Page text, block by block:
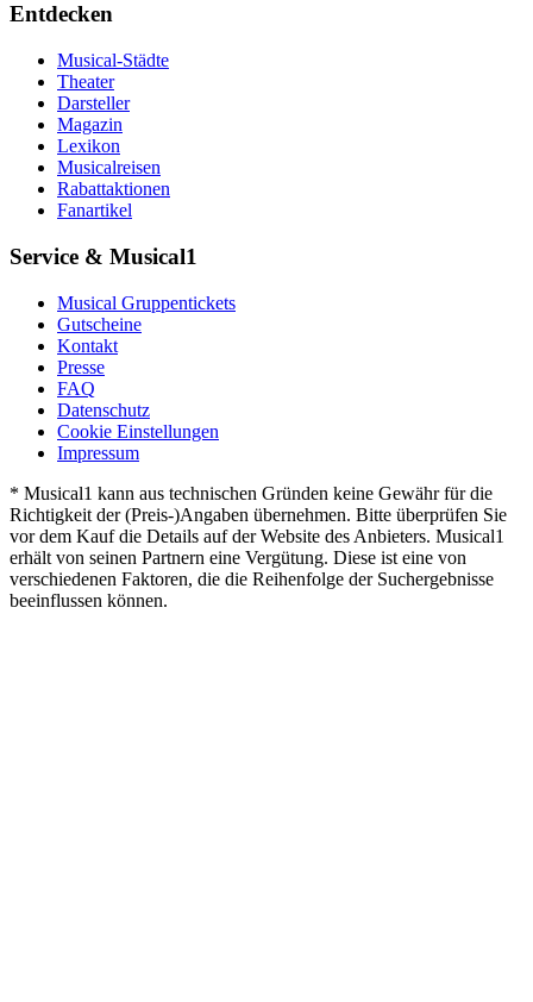
Entdecken
Musical-Städte
Theater
Darsteller
Magazin
Lexikon
Musicalreisen
Rabattaktionen
Fanartikel
Service & Musical1
Musical Gruppentickets
Gutscheine
Kontakt
Presse
FAQ
Datenschutz
Cookie Einstellungen
Impressum
* Musical1 kann aus technischen Gründen keine Gewähr für die
Richtigkeit der (Preis-)Angaben übernehmen. Bitte überprüfen Sie
vor dem Kauf die Details auf der Website des Anbieters. Musical1
erhält von seinen Partnern eine Vergütung. Diese ist eine von
verschiedenen Faktoren, die die Reihenfolge der Suchergebnisse
beeinflussen können.